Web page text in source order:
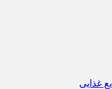
غذایی